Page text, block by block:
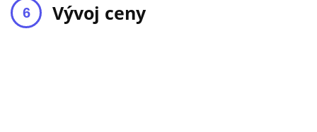
Vývoj ceny